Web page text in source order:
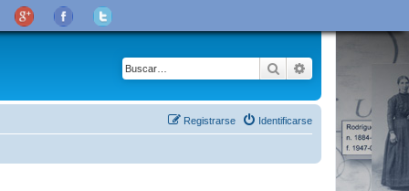
Buscar Búsqueda
Identificarse
Registrarse